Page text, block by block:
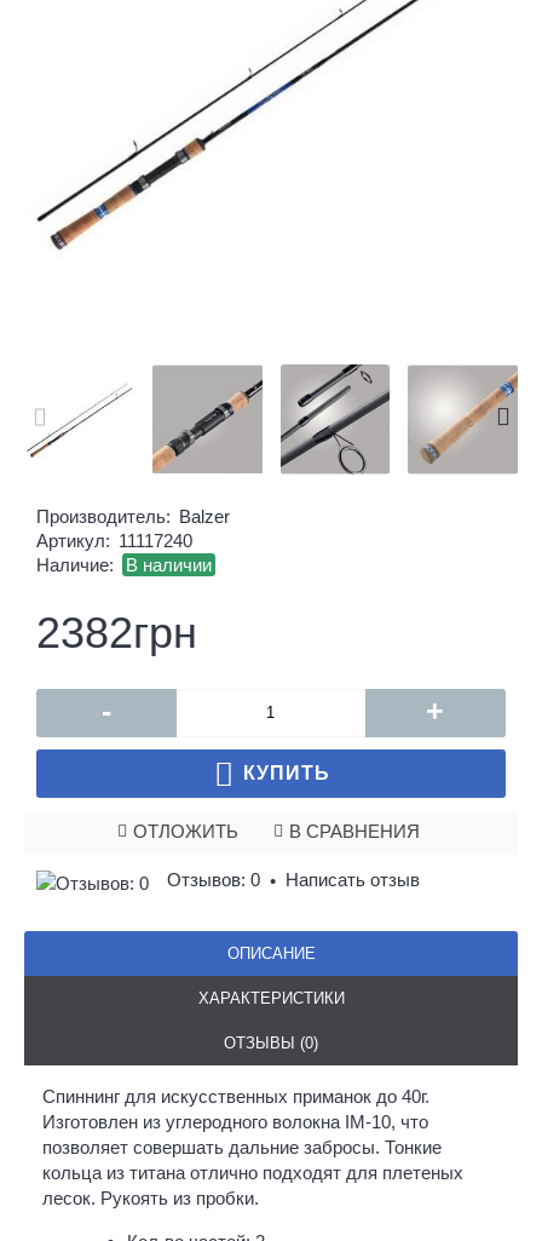
Производитель: Balzer
Артикул: 11117240
Наличие:
В наличии
2382грн
- +
КУПИТЬ
ОТЛОЖИТЬ В СРАВНЕНИЯ
Отзывов: 0 • Написать отзыв
ОПИСАНИЕ
ХАРАКТЕРИСТИКИ
ОТЗЫВЫ (0)
Спиннинг для искусственных приманок до 40г.
Изготовлен из углеродного волокна IM-10, что
позволяет совершать дальние забросы. Тонкие
кольца из титана отлично подходят для плетеных
лесок. Рукоять из пробки.